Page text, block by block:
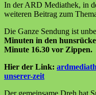
In der ARD Mediathek, in
weiteren Beitrag zum
Die Ganze Sendung ist
Minuten in den
Minute 16.30 vor Zippen.
Hier der Link:
unserer-zeit
Der gemeinsame Dreh hat